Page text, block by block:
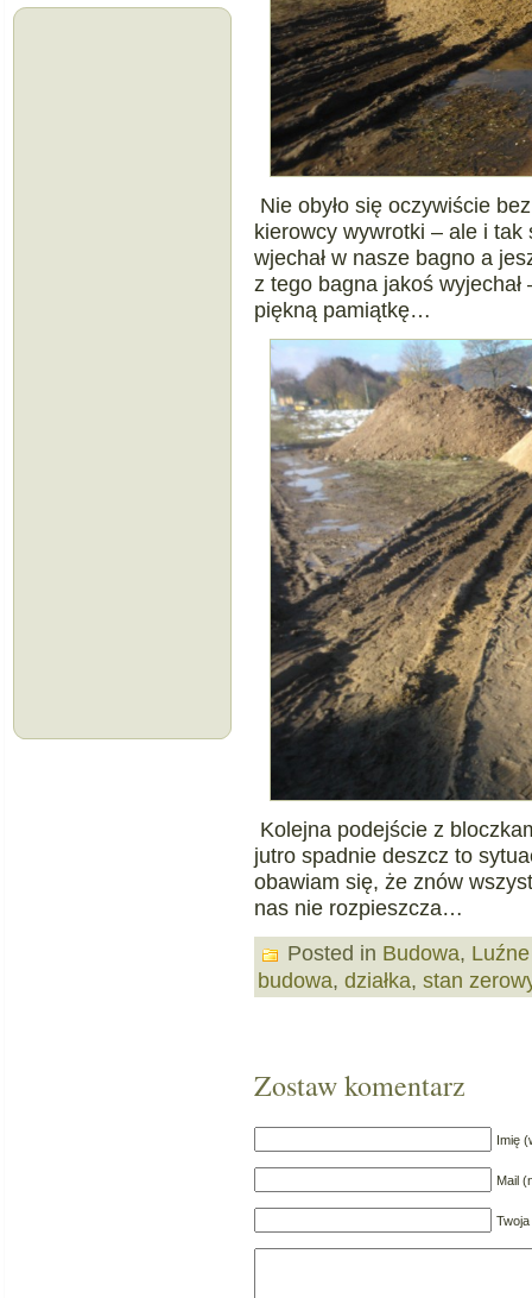
Nie obyło się oczywiście
kierowcy wywrotki – ale i tak
wjechał w nasze bagno a
z tego bagna jakoś
piękną pamiątkę…
Kolejna podejście z
jutro spadnie deszcz to
obawiam się, że znów
nas nie rozpieszcza…
Posted in Budowa,
budowa, działka, stan
Zostaw komentarz
Imię
Mail